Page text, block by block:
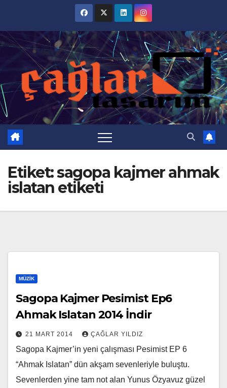
content
Etiket:sagopa kajmer ahmak
islatan etiketi
MÜZIK
Sagopa Kajmer Pesimist Ep6
Ahmak Islatan 2014 İndir
21 MART 2014 ÇAĞLAR YILDIZ
Sagopa Kajmer’in yeni çalışması Pesimist EP 6
“Ahmak Islatan” dün akşam sevenleriyle buluştu.
Sevenlerden yine tam not alan Yunus Özyavuz güzel